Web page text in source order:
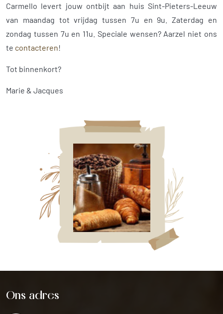
Carmello levert jouw ontbijt aan huis Sint-Pieters-Leeuw
van maandag tot vrijdag tussen 7u en 9u. Zaterdag en
zondag tussen 7u en 11u. Speciale wensen? Aarzel niet ons
te contacteren!
Tot binnenkort?
Marie & Jacques
Ons adres